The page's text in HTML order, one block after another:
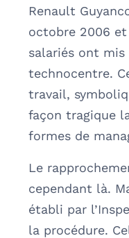
Renault
octobre 2006
salariés ont
technocentre.
travail,
façon tragique
formes de
Le
cependant là.
établi par
la procédure.